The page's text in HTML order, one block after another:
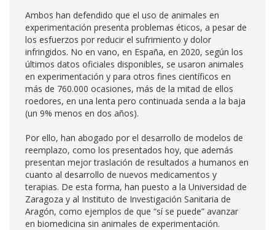
Ambos han defendido que el uso de animales en
experimentación presenta problemas éticos, a pesar de
los esfuerzos por reducir el sufrimiento y dolor
infringidos. No en vano, en España, en 2020, según los
últimos datos oficiales disponibles, se usaron animales
en experimentación y para otros fines científicos en
más de 760.000 ocasiones, más de la mitad de ellos
roedores, en una lenta pero continuada senda a la baja
(un 9% menos en dos años).
Por ello, han abogado por el desarrollo de modelos de
reemplazo, como los presentados hoy, que además
presentan mejor traslación de resultados a humanos en
cuanto al desarrollo de nuevos medicamentos y
terapias. De esta forma, han puesto a la Universidad de
Zaragoza y al Instituto de Investigación Sanitaria de
Aragón, como ejemplos de que “sí se puede” avanzar
en biomedicina sin animales de experimentación.